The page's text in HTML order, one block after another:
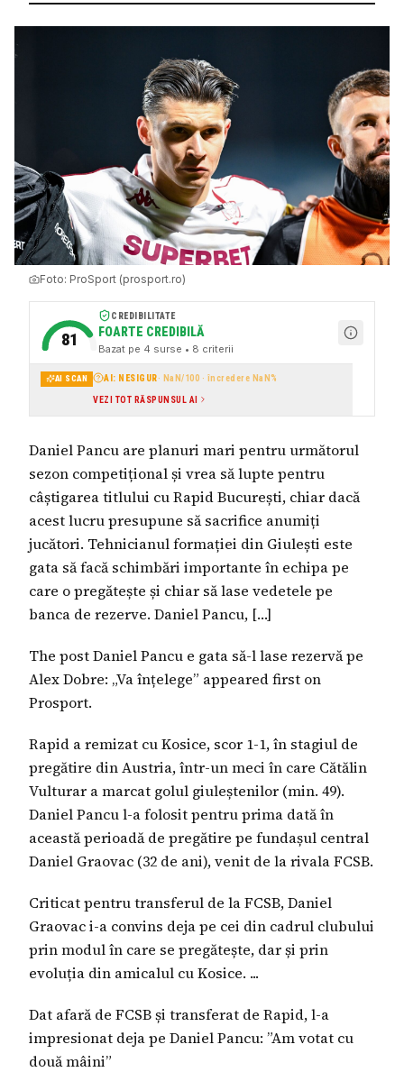
Foto: ProSport (prosport.ro)
81
CREDIBILITATE
FOARTE CREDIBILĂ
Bazat pe 4 surse • 8 criterii
AI SCAN AI: NESIGUR· NaN/100 · încredere NaN%
VEZI TOT RĂSPUNSUL AI
Daniel Pancu are planuri mari pentru următorul
sezon competițional și vrea să lupte pentru
câștigarea titlului cu Rapid București, chiar dacă
acest lucru presupune să sacrifice anumiți
jucători. Tehnicianul formației din Giulești este
gata să facă schimbări importante în echipa pe
care o pregătește și chiar să lase vedetele pe
banca de rezerve. Daniel Pancu, […]
The post Daniel Pancu e gata să-l lase rezervă pe
Alex Dobre: „Va înțelege” appeared first on
Prosport.
Rapid a remizat cu Kosice, scor 1-1, în stagiul de
pregătire din Austria, într-un meci în care Cătălin
Vulturar a marcat golul giuleștenilor (min. 49).
Daniel Pancu l-a folosit pentru prima dată în
această perioadă de pregătire pe fundașul central
Daniel Graovac (32 de ani), venit de la rivala FCSB.
Criticat pentru transferul de la FCSB, Daniel
Graovac i-a convins deja pe cei din cadrul clubului
prin modul în care se pregătește, dar și prin
evoluția din amicalul cu Kosice. ...
Dat afară de FCSB și transferat de Rapid, l-a
impresionat deja pe Daniel Pancu: ”Am votat cu
două mâini”